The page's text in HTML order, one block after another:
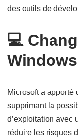
des outils de
💻
Microsoft a apporté
supprimant la
d’exploitation avec
réduire les risques